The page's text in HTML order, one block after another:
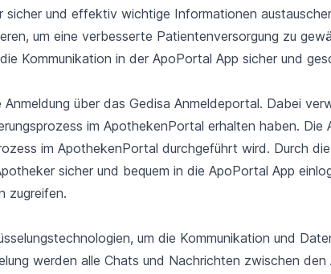
und effektiv wichtige Informationen
um eine verbesserte Patientenversorgung zu
Kommunikation in der ApoPortal App sicher und
über das Gedisa Anmeldeportal. Dabei
im ApothekenPortal erhalten haben. Die
im ApothekenPortal durchgeführt wird. Durch
sicher und bequem in die ApoPortal App
zugreifen.
um die Kommunikation und
werden alle Chats und Nachrichten zwischen den